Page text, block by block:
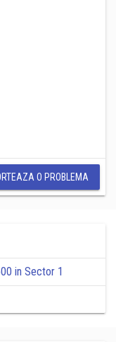
O PROBLEMA
in Sector 1